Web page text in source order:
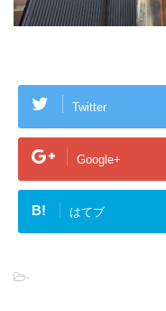
Twitter
Google+
B! はてブ
-